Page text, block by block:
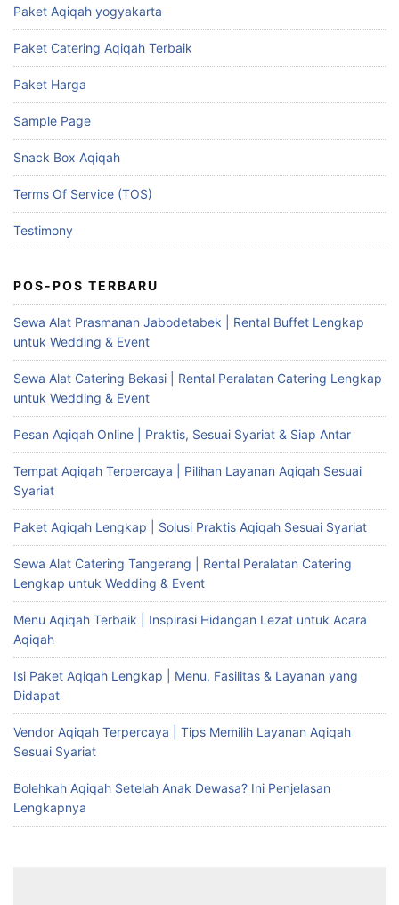
Paket Aqiqah yogyakarta
Paket Catering Aqiqah Terbaik
Paket Harga
Sample Page
Snack Box Aqiqah
Terms Of Service (TOS)
Testimony
POS-POS TERBARU
Sewa Alat Prasmanan Jabodetabek | Rental Buffet Lengkap
untuk Wedding & Event
Sewa Alat Catering Bekasi | Rental Peralatan Catering Lengkap
untuk Wedding & Event
Pesan Aqiqah Online | Praktis, Sesuai Syariat & Siap Antar
Tempat Aqiqah Terpercaya | Pilihan Layanan Aqiqah Sesuai
Syariat
Paket Aqiqah Lengkap | Solusi Praktis Aqiqah Sesuai Syariat
Sewa Alat Catering Tangerang | Rental Peralatan Catering
Lengkap untuk Wedding & Event
Menu Aqiqah Terbaik | Inspirasi Hidangan Lezat untuk Acara
Aqiqah
Isi Paket Aqiqah Lengkap | Menu, Fasilitas & Layanan yang
Didapat
Vendor Aqiqah Terpercaya | Tips Memilih Layanan Aqiqah
Sesuai Syariat
Bolehkah Aqiqah Setelah Anak Dewasa? Ini Penjelasan
Lengkapnya